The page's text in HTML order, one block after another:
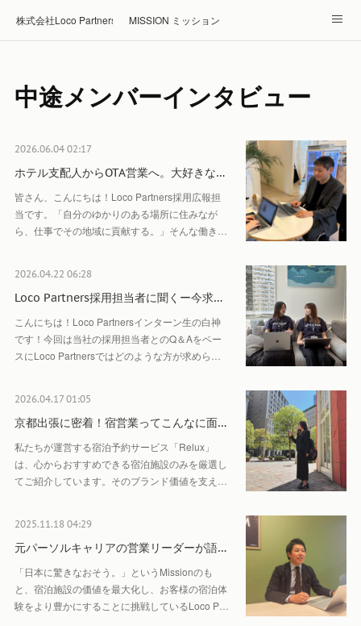
株式会社Loco Partners 🏠HomeMISSION ミッション
Blog ブログ ホテル・旅館の宿泊予約はRelux
中途メンバーインタビュー
2026.06.04 02:17
ホテル支配人からOTA営業へ。大好きな…
皆さん、こんにちは！Loco Partners採用広報担
当です。「自分のゆかりのある場所に住みなが
ら、仕事でその地域に貢献する。」そんな働き…
2026.04.22 06:28
Loco Partners採用担当者に聞くー今求…
こんにちは！Loco Partnersインターン生の白神
です！今回は当社の採用担当者とのQ＆Aをベー
スにLoco Partnersではどのような方が求めら…
2026.04.17 01:05
京都出張に密着！宿営業ってこんなに面…
私たちが運営する宿泊予約サービス「Relux」
は、心からおすすめできる宿泊施設のみを厳選し
てご紹介しています。そのブランド価値を支え…
2025.11.18 04:29
元パーソルキャリアの営業リーダーが語…
「日本に驚きなおそう。」というMissionのも
と、宿泊施設の価値を最大化し、お客様の宿泊体
験をより豊かにすることに挑戦しているLoco P…